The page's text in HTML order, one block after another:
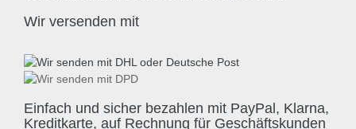
Wir versenden mit
Einfach und sicher bezahlen mit PayPal, Klarna,
Kreditkarte, auf Rechnung für Geschäftskunden